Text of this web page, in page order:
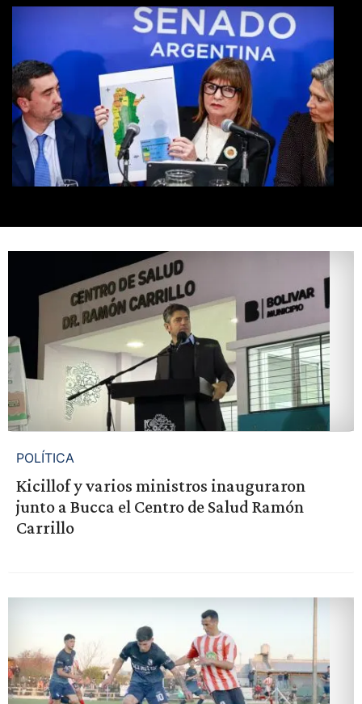
POLÍTICA
Kicillof y varios ministros inauguraron
junto a Bucca el Centro de Salud Ramón
Carrillo